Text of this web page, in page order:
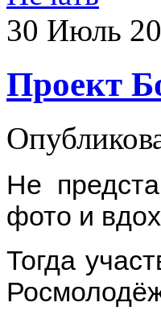
30 Июль
Проект
Не
фото и
Тогда